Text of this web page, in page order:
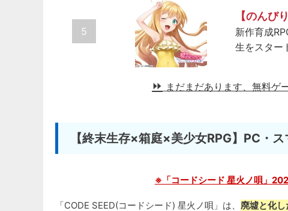
5
【のんび
新作育成
生をスター
まだまだあります、無料ゲ
【終末生存×箱庭×美少女RPG】PC・
※「コードシード 星火ノ唄」
「CODE SEED(コードシード) 星火ノ唄」は、 廃墟と化